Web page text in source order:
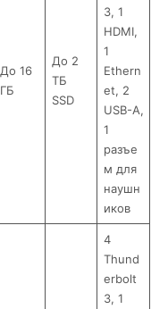
До 16
ГБ
До 2
ТБ
SSD
3, 1
HDMI,
1
Ethern
et, 2
USB-A,
1
разъе
м для
наушн
иков
4
Thund
erbolt
3, 1